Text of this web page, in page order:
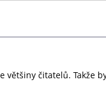
většiny čitatelů. Takže